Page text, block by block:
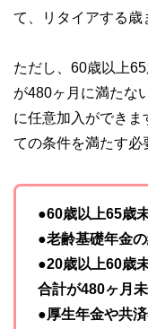
て、リタイアする歳
ただし、60歳以上
が480ヶ月に満たな
に任意加入ができ
ての条件を満たす必
●60歳以上65歳
●老齢基礎年金
●20歳以上60歳
合計が480ヶ月
●厚生年金や共